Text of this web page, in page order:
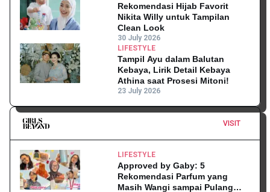
Rekomendasi Hijab Favorit
Nikita Willy untuk Tampilan
Clean Look
30 July 2026
LIFESTYLE
Tampil Ayu dalam Balutan
Kebaya, Lirik Detail Kebaya
Athina saat Prosesi Mitoni!
23 July 2026
VISIT
LIFESTYLE
Approved by Gaby: 5
Rekomendasi Parfum yang
Masih Wangi sampai Pulang